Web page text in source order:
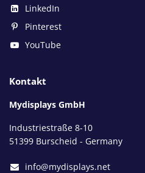
LinkedIn
Pinterest
YouTube
Kontakt
Mydisplays GmbH
Industriestraße 8-10
51399 Burscheid - Germany
info@mydisplays.net